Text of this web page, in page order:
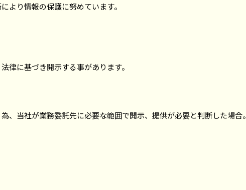
より情報の保護に努めています。
律に基づき開示する事があります。
、当社が業務委託先に必要な範囲で開示、提供が必要と判断した場合。